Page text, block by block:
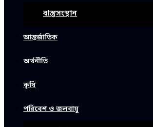
বাস্তুসংস্থান
আন্তর্জাতিক
অর্থনীতি
কৃষি
পরিবেশ ও জলবায়ু